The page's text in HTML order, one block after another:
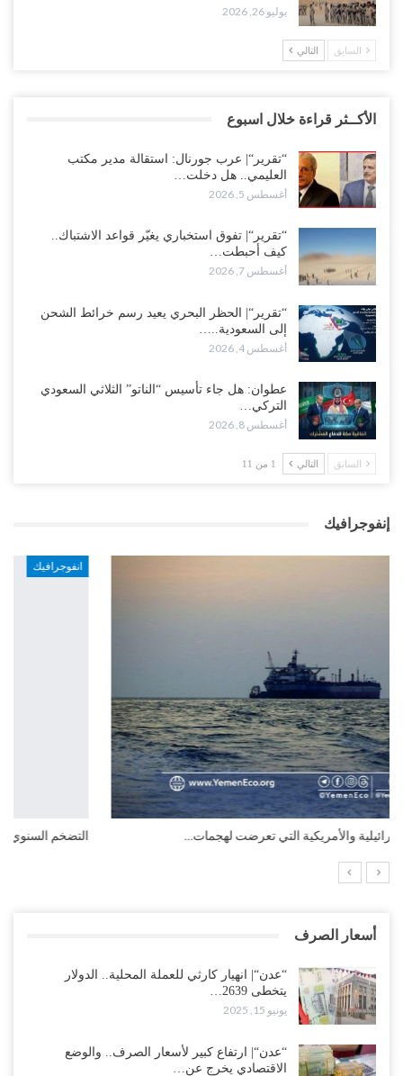
يوليو 26, 2026
السابق التالي
الأكــثر قراءة خلال اسبوع
“تقرير“| عرب جورنال: استقالة مدير مكتب
العليمي.. هل دخلت…
أغسطس 5, 2026
“تقرير“| تفوق استخباري يغيّر قواعد الاشتباك..
كيف أحبطت…
أغسطس 7, 2026
“تقرير“| الحظر البحري يعيد رسم خرائط الشحن
إلى السعودية..…
أغسطس 4, 2026
عطوان: هل جاء تأسيس “الناتو” الثلاثي السعودي
التركي…
أغسطس 8, 2026
السابق التالي 1 من 11
إنفوجرافيك
التضخم السنوي لمنطقة اليورو.. “إنفوجرافيك“..!
أسعار الصرف
“عدن“| انهيار كارثي للعملة المحلية.. الدولار
يتخطى 2639…
يونيو 15, 2025
“عدن“| ارتفاع كبير لأسعار الصرف.. والوضع
الاقتصادي يخرج عن…